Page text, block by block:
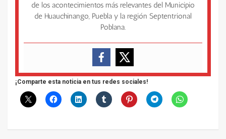
de los acontecimientos más relevantes del Municipio
de Huauchinango, Puebla y la región Septentrional
Poblana.
¡Comparte esta noticia en tus redes sociales!